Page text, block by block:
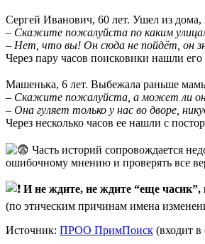
Сергей Иванович, 60 лет. Ушел из дома,
– Скажите пожалуйста по каким
– Нет, что вы! Он сюда не пойдёт, он
Через пару часов поисковики нашли
Машенька, 6 лет. Выбежала раньше
– Скажите пожалуйста, а может ли
– Она гуляет только у нас во дворе,
Через несколько часов ее нашли с
Часть историй сопровождается
ошибочному мнению и проверять все
И не ждите, не ждите “еще часик”,
(по этическим причинам имена
Источник: ПРОО ПримПоиск (входит